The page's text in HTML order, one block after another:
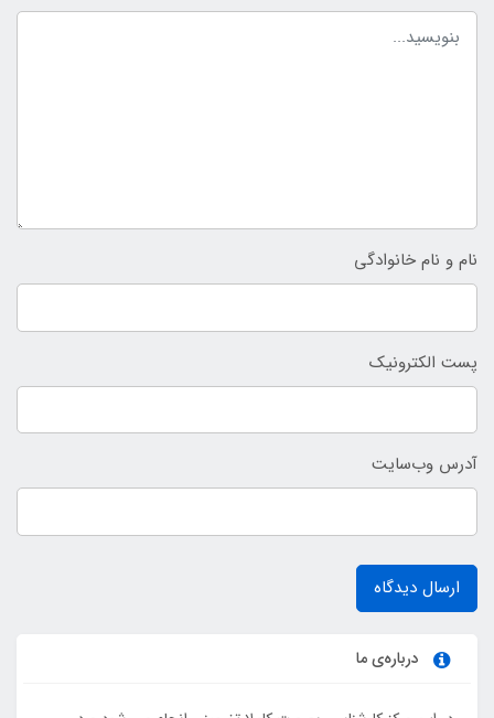
نام و نام خانوادگی
پست الکترونیک
آدرس وب‌سایت
ارسال دیدگاه
درباره‌ی ما